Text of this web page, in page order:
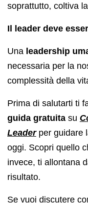
soprattutto, coltiva
Il leader deve
Una leadership
necessaria per la
complessità della
Prima di salutarti ti
guida gratuita su
Leaderper guidare
oggi. Scopri quello
invece, ti allontana
risultato.
Se vuoi discutere